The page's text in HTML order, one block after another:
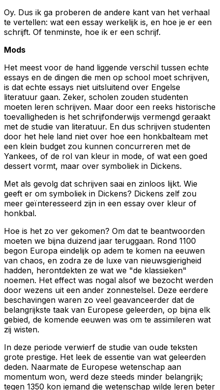
Oy. Dus ik ga proberen de andere kant van het verhaal
te vertellen: wat een essay werkelijk is, en hoe je er een
schrijft. Of tenminste, hoe ik er een schrijf.
Mods
Het meest voor de hand liggende verschil tussen echte
essays en de dingen die men op school moet schrijven,
is dat echte essays niet uitsluitend over Engelse
literatuur gaan. Zeker, scholen zouden studenten
moeten leren schrijven. Maar door een reeks historische
toevalligheden is het schrijfonderwijs vermengd geraakt
met de studie van literatuur. En dus schrijven studenten
door het hele land niet over hoe een honkbalteam met
een klein budget zou kunnen concurreren met de
Yankees, of de rol van kleur in mode, of wat een goed
dessert vormt, maar over symboliek in Dickens.
Met als gevolg dat schrijven saai en zinloos lijkt. Wie
geeft er om symboliek in Dickens? Dickens zelf zou
meer geïnteresseerd zijn in een essay over kleur of
honkbal.
Hoe is het zo ver gekomen? Om dat te beantwoorden
moeten we bijna duizend jaar teruggaan. Rond 1100
begon Europa eindelijk op adem te komen na eeuwen
van chaos, en zodra ze de luxe van nieuwsgierigheid
hadden, herontdekten ze wat we "de klassieken"
noemen. Het effect was nogal alsof we bezocht werden
door wezens uit een ander zonnestelsel. Deze eerdere
beschavingen waren zo veel geavanceerder dat de
belangrijkste taak van Europese geleerden, op bijna elk
gebied, de komende eeuwen was om te assimileren wat
zij wisten.
In deze periode verwierf de studie van oude teksten
grote prestige. Het leek de essentie van wat geleerden
deden. Naarmate de Europese wetenschap aan
momentum won, werd deze steeds minder belangrijk;
tegen 1350 kon iemand die wetenschap wilde leren beter